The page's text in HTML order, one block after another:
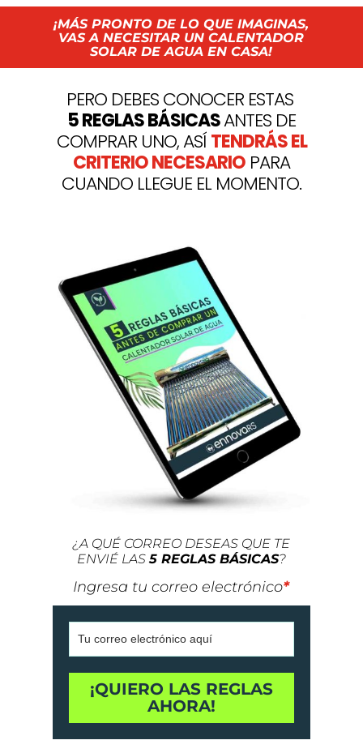
¡MÁS PRONTO DE LO QUE IMAGINAS,
VAS A NECESITAR UN CALENTADOR
SOLAR DE AGUA EN CASA!
PERO DEBES CONOCER ESTAS
5 REGLAS BÁSICASANTES DE
COMPRAR UNO, ASÍTENDRÁS EL
CRITERIO NECESARIO PARA
CUANDO LLEGUE EL MOMENTO.
¿A QUÉ CORREO DESEAS QUE TE
ENVIÉ LAS5 REGLAS BÁSICAS?
Ingresa tu correo electrónico*
¡QUIERO LAS REGLAS
AHORA!